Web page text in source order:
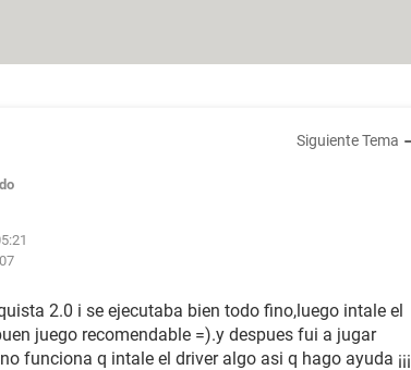
Siguiente Tema
2.0 i se ejecutaba bien todo fino,luego intale el
juego recomendable =).y despues fui a jugar
funciona q intale el driver algo asi q hago ayuda ¡¡¡